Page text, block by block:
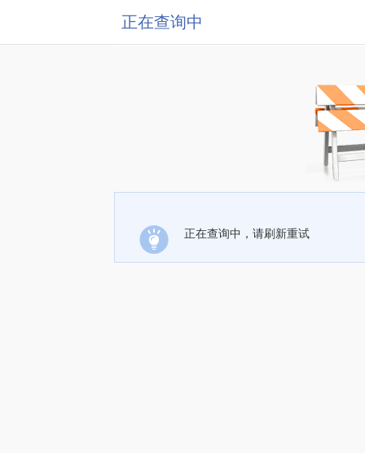
正在查询中
正在查询中，请刷新重试